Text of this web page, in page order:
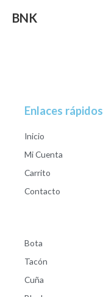
BNK
Enlaces rápidos
Inicio
Mi Cuenta
Carrito
Contacto
Bota
Tacón
Cuña